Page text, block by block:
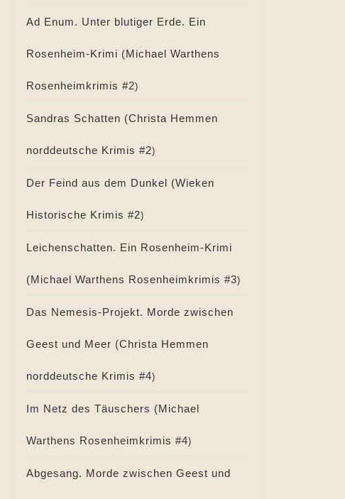
Ad Enum. Unter blutiger Erde. Ein
Rosenheim-Krimi (Michael Warthens
Rosenheimkrimis #2)
Sandras Schatten (Christa Hemmen
norddeutsche Krimis #2)
Der Feind aus dem Dunkel (Wieken
Historische Krimis #2)
Leichenschatten. Ein Rosenheim-Krimi
(Michael Warthens Rosenheimkrimis #3)
Das Nemesis-Projekt. Morde zwischen
Geest und Meer (Christa Hemmen
norddeutsche Krimis #4)
Im Netz des Täuschers (Michael
Warthens Rosenheimkrimis #4)
Abgesang. Morde zwischen Geest und